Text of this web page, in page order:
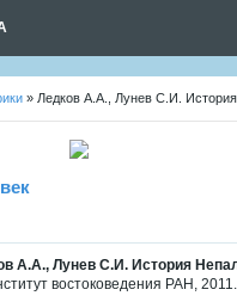
» Ледков А.А., Лунев С.И.
А.А., Лунев С.И. История
востоковедения РАН,